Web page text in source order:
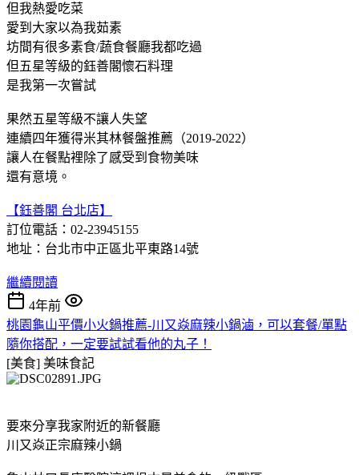
但我熱愛吃菜
愛到大家以為我茹素
坊間有很多素食/蔬食餐廳我都吃過
但五星等級的鈺善閣懷石料理
是我第一次嘗試
果然五星等級不讓人失望
連續四年獲得米其林餐盤推薦（2019-2022）
讓人在餐點裡除了感受到食物美味
還有意境。
【鈺善閣 台北店】
訂位電話：02-23945155
地址：台北市中正區北平東路14號
繼續閱讀
4年前
桃園龜山平價小火鍋推薦-川又焱麻辣小鍋滷，可以套餐/單點
隨你搭配，一定要試試看他的丸子！
[美食] 美味食記
要來分享我家附近的新餐廳
川又焱正宗麻辣小鍋